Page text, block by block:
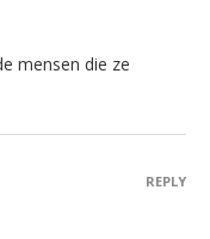
mensen die ze
REPLY